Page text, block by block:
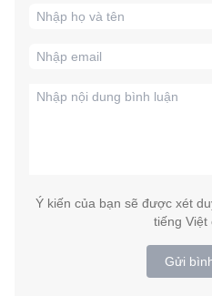
Ý kiến của bạn sẽ được xét
tiếng Việt
Gửi